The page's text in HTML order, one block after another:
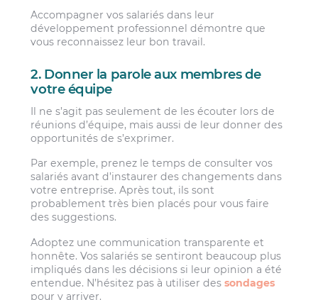
Accompagner vos salariés dans leur
développement professionnel démontre que
vous reconnaissez leur bon travail.
2. Donner la parole aux membres de
votre équipe
Il ne s’agit pas seulement de les écouter lors de
réunions d’équipe, mais aussi de leur donner des
opportunités de s’exprimer.
Par exemple, prenez le temps de consulter vos
salariés avant d’instaurer des changements dans
votre entreprise. Après tout, ils sont
probablement très bien placés pour vous faire
des suggestions.
Adoptez une communication transparente et
honnête. Vos salariés se sentiront beaucoup plus
impliqués dans les décisions si leur opinion a été
entendue. N’hésitez pas à utiliser dessondages
pour y arriver.